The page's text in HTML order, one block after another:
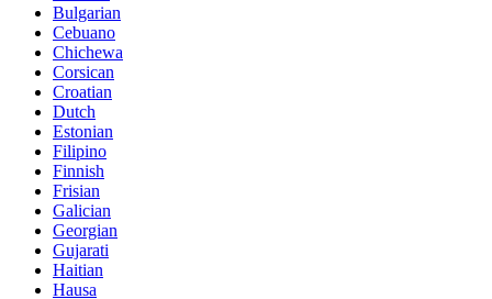
Bulgarian
Cebuano
Chichewa
Corsican
Croatian
Dutch
Estonian
Filipino
Finnish
Frisian
Galician
Georgian
Gujarati
Haitian
Hausa